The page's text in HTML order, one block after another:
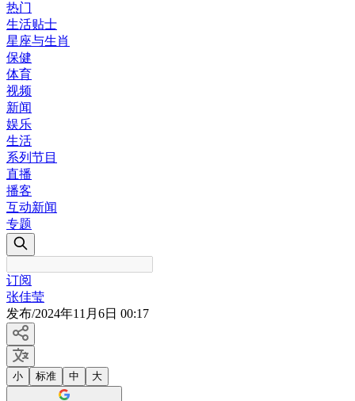
热门
生活贴士
星座与生肖
保健
体育
视频
新闻
娱乐
生活
系列节目
直播
播客
互动新闻
专题
订阅
张佳莹
发布/2024年11月6日 00:17
小 标准 中 大